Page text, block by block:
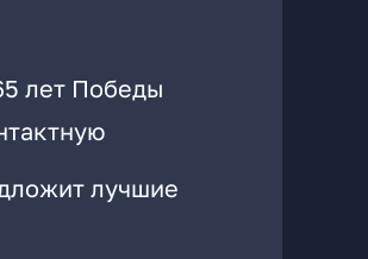
лет Победы
лучшие